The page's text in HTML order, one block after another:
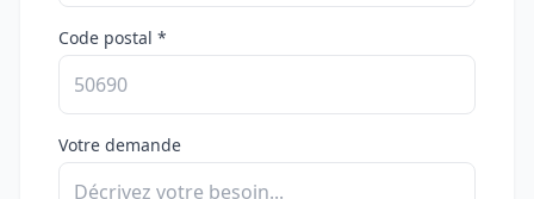
Code postal *
Votre demande